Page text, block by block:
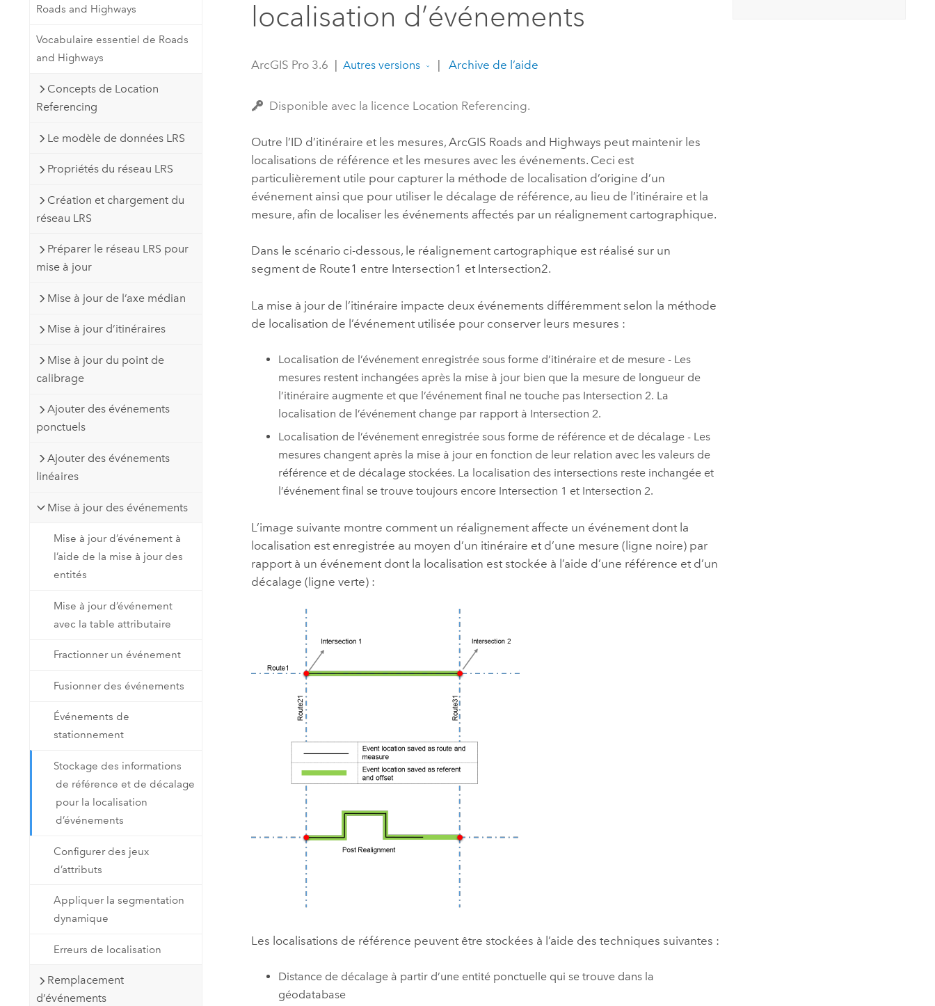
Créer des applications de
cartographie et d’analyse spatiale
Ressources naturelles
Tous les secteurs d’activité
professionnels et
perspectives et
Roads and Highways
Vocabulaire essentiel de Roads
and Highways
Concepts de Location
Referencing
Le modèle de données LRS
Propriétés du réseau LRS
Création et chargement du
réseau LRS
Préparer le réseau LRS pour
mise à jour
Mise à jour de l’axe médian
Mise à jour d’itinéraires
Mise à jour du point de
calibrage
Ajouter des événements
ponctuels
Ajouter des événements
linéaires
Mise à jour des événements
Mise à jour d’événement à
l’aide de la mise à jour des
entités
Mise à jour d’événement
avec la table attributaire
Fractionner un événement
Fusionner des événements
Événements de
stationnement
Stockage des informations
de référence et de décalage
pour la localisation
d’événements
Configurer des jeux
d’attributs
Appliquer la segmentation
dynamique
Erreurs de localisation
Remplacement
d’événements
localisation d’événements
ArcGIS Pro 3.6 Autres versions Archive de l’aide
Disponible avec la licence Location Referencing.
Outre l’ID d’itinéraire et les mesures,ArcGIS Roads and Highways peut maintenir les
localisations de référence et les mesures avec les événements. Ceci est
particulièrement utile pour capturer la méthode de localisation d’origine d’un
événement ainsi que pour utiliser le décalage de référence, au lieu de l’itinéraire et la
mesure, afin de localiser les événements affectés par un réalignement cartographique.
Dans le scénario ci-dessous, le réalignement cartographique est réalisé sur un
segment de Route1 entre Intersection1 et Intersection2.
La mise à jour de l’itinéraire impacte deux événements différemment selon la méthode
de localisation de l’événement utilisée pour conserver leurs mesures :
Localisation de l’événement enregistrée sous forme d’itinéraire et de mesure - Les
mesures restent inchangées après la mise à jour bien que la mesure de longueur de
l’itinéraire augmente et que l’événement final ne touche pas Intersection 2. La
localisation de l’événement change par rapport à Intersection 2.
Localisation de l’événement enregistrée sous forme de référence et de décalage - Les
mesures changent après la mise à jour en fonction de leur relation avec les valeurs de
référence et de décalage stockées. La localisation des intersections reste inchangée et
l’événement final se trouve toujours encore Intersection 1 et Intersection 2.
L’image suivante montre comment un réalignement affecte un événement dont la
localisation est enregistrée au moyen d’un itinéraire et d’une mesure (ligne noire) par
rapport à un événement dont la localisation est stockée à l’aide d’une référence et d’un
décalage (ligne verte) :
Les localisations de référence peuvent être stockées à l’aide des techniques suivantes :
Distance de décalage à partir d’une entité ponctuelle qui se trouve dans la
géodatabase